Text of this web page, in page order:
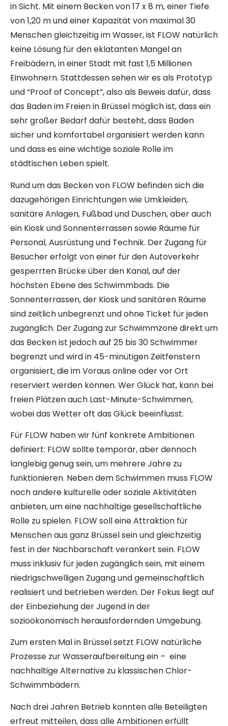
in Sicht. Mit einem Becken von 17 x 8 m, einer Tiefe
von 1,20 m und einer Kapazität von maximal 30
Menschen gleichzeitig im Wasser, ist FLOW natürlich
keine Lösung für den eklatanten Mangel an
Freibädern, in einer Stadt mit fast 1,5 Millionen
Einwohnern. Stattdessen sehen wir es als Prototyp
und “Proof of Concept”, also als Beweis dafür, dass
das Baden im Freien in Brüssel möglich ist, dass ein
sehr großer Bedarf dafür besteht, dass Baden
sicher und komfortabel organisiert werden kann
und dass es eine wichtige soziale Rolle im
städtischen Leben spielt.
Rund um das Becken von FLOW befinden sich die
dazugehörigen Einrichtungen wie Umkleiden,
sanitäre Anlagen, Fußbad und Duschen, aber auch
ein Kiosk und Sonnenterrassen sowie Räume für
Personal, Ausrüstung und Technik. Der Zugang für
Besucher erfolgt von einer für den Autoverkehr
gesperrten Brücke über den Kanal, auf der
höchsten Ebene des Schwimmbads. Die
Sonnenterrassen, der Kiosk und sanitären Räume
sind zeitlich unbegrenzt und ohne Ticket für jeden
zugänglich. Der Zugang zur Schwimmzone direkt um
das Becken ist jedoch auf 25 bis 30 Schwimmer
begrenzt und wird in 45-minütigen Zeitfenstern
organisiert, die im Voraus online oder vor Ort
reserviert werden können. Wer Glück hat, kann bei
freien Plätzen auch Last-Minute-Schwimmen,
wobei das Wetter oft das Glück beeinflusst.
Für FLOW haben wir fünf konkrete Ambitionen
definiert: FLOW sollte temporär, aber dennoch
langlebig genug sein, um mehrere Jahre zu
funktionieren. Neben dem Schwimmen muss FLOW
noch andere kulturelle oder soziale Aktivitäten
anbieten, um eine nachhaltige gesellschaftliche
Rolle zu spielen. FLOW soll eine Attraktion für
Menschen aus ganz Brüssel sein und gleichzeitig
fest in der Nachbarschaft verankert sein. FLOW
muss inklusiv für jeden zugänglich sein, mit einem
niedrigschwelligen Zugang und gemeinschaftlich
realisiert und betrieben werden. Der Fokus liegt auf
der Einbeziehung der Jugend in der
sozioökonomisch herausfordernden Umgebung.
Zum ersten Mal in Brüssel setzt FLOW natürliche
Prozesse zur Wasseraufbereitung ein – eine
nachhaltige Alternative zu klassischen Chlor-
Schwimmbädern.
Nach drei Jahren Betrieb konnten alle Beteiligten
erfreut mitteilen, dass alle Ambitionen erfüllt